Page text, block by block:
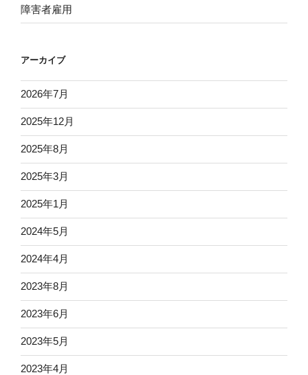
障害者雇用
アーカイブ
2026年7月
2025年12月
2025年8月
2025年3月
2025年1月
2024年5月
2024年4月
2023年8月
2023年6月
2023年5月
2023年4月